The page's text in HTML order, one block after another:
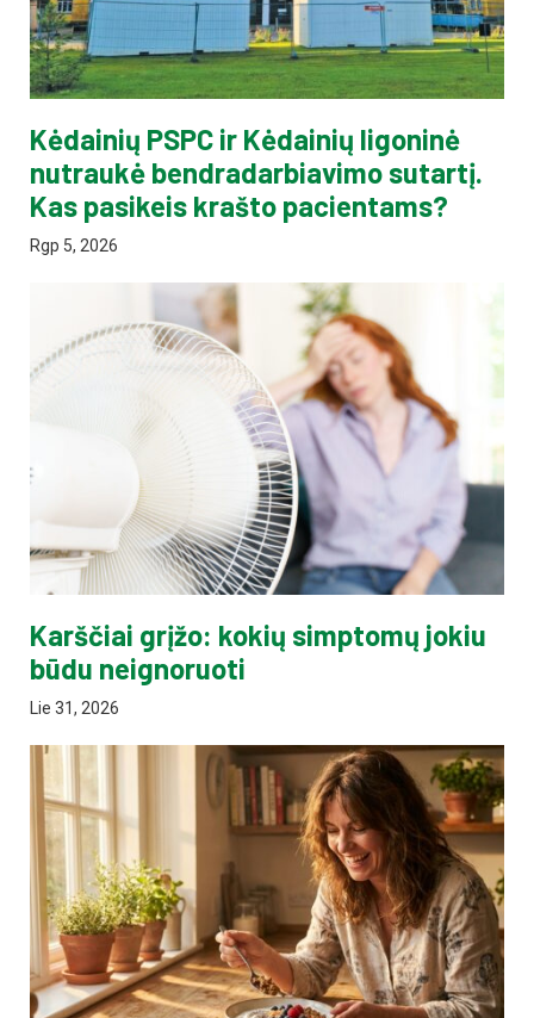
Kėdainių PSPC ir Kėdainių ligoninė
nutraukė bendradarbiavimo sutartį.
Kas pasikeis krašto pacientams?
Rgp 5, 2026
Karščiai grįžo: kokių simptomų jokiu
būdu neignoruoti
Lie 31, 2026